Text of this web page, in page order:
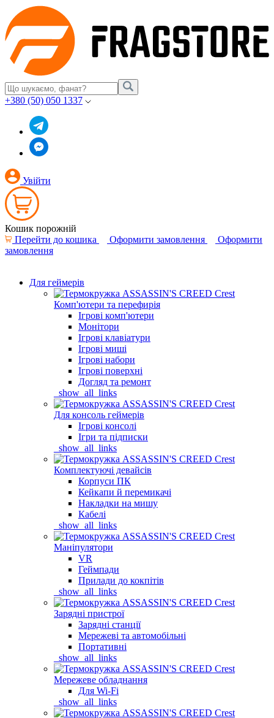
+380 (50) 050 1337
Увійти
Кошик порожній
Перейти до кошика
Оформити замовлення
Оформити
замовлення
Для геймерів
Комп'ютери та перефирія
Ігрові комп'ютери
Монітори
Ігрові клавіатури
Ігрові миші
Ігрові набори
Ігрові поверхні
Догляд та ремонт
_show_all_links
Для консоль геймерів
Ігрові консолі
Ігри та підписки
_show_all_links
Комплектуючі девайсів
Корпуси ПК
Кейкапи й перемикачі
Накладки на мишу
Кабелі
_show_all_links
Маніпулятори
VR
Геймпади
Прилади до кокпітів
_show_all_links
Зарядні пристрої
Зарядні станції
Мережеві та автомобільні
Портативні
_show_all_links
Мережеве обладнання
Для Wi-Fi
_show_all_links